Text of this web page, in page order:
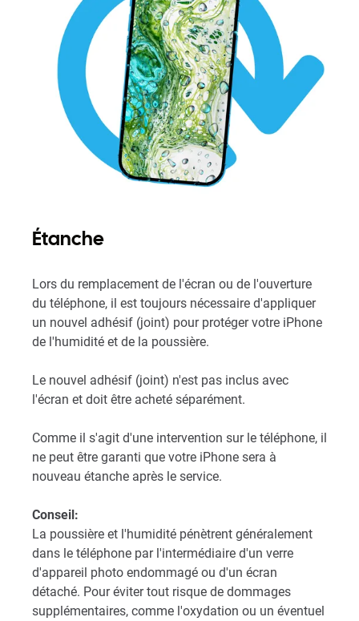
Étanche
Lors du remplacement de l'écran ou de l'ouverture
du téléphone, il est toujours nécessaire d'appliquer
un nouvel adhésif (joint) pour protéger votre iPhone
de l'humidité et de la poussière.
Le nouvel adhésif (joint) n'est pas inclus avec
l'écran et doit être acheté séparément.
Comme il s'agit d'une intervention sur le téléphone, il
ne peut être garanti que votre iPhone sera à
nouveau étanche après le service.
Conseil:
La poussière et l'humidité pénètrent généralement
dans le téléphone par l'intermédiaire d'un verre
d'appareil photo endommagé ou d'un écran
détaché. Pour éviter tout risque de dommages
supplémentaires, comme l'oxydation ou un éventuel